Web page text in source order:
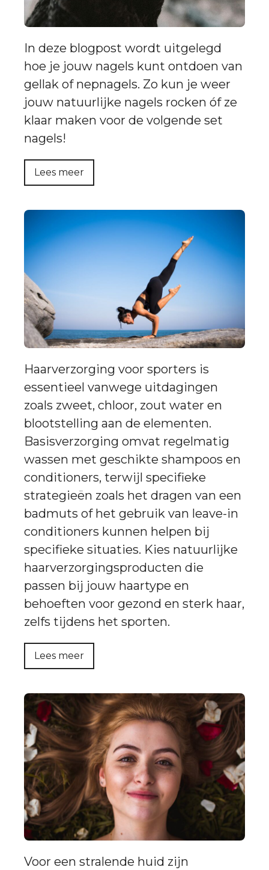
In deze blogpost wordt uitgelegd
hoe je jouw nagels kunt ontdoen van
gellak of nepnagels. Zo kun je weer
jouw natuurlijke nagels rocken óf ze
klaar maken voor de volgende set
nagels!
Lees meer
Haarverzorging voor sporters is
essentieel vanwege uitdagingen
zoals zweet, chloor, zout water en
blootstelling aan de elementen.
Basisverzorging omvat regelmatig
wassen met geschikte shampoos en
conditioners, terwijl specifieke
strategieën zoals het dragen van een
badmuts of het gebruik van leave-in
conditioners kunnen helpen bij
specifieke situaties. Kies natuurlijke
haarverzorgingsproducten die
passen bij jouw haartype en
behoeften voor gezond en sterk haar,
zelfs tijdens het sporten.
Lees meer
Voor een stralende huid zijn